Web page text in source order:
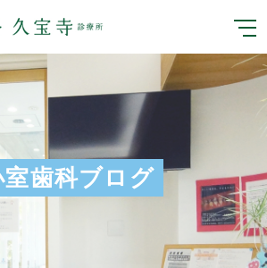
室歯科ブログ